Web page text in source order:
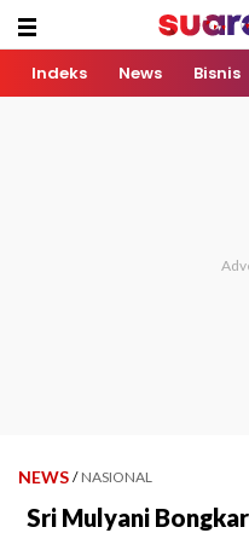
Indeks News Bisnis
NEWS / NASIONAL
Sri Mulyani